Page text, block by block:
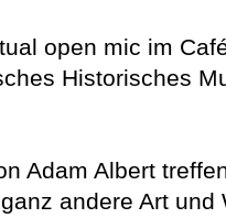
open mic im
Historisches
Adam Albert
andere Art und